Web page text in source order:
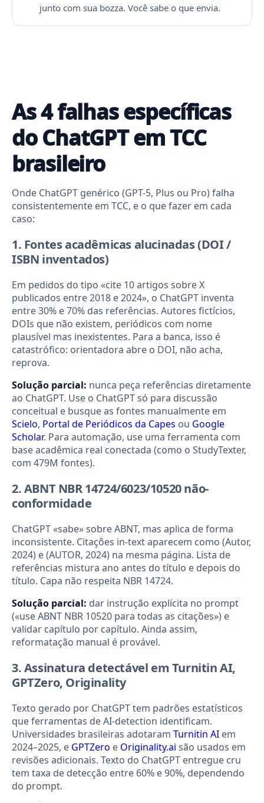
junto com sua bozza. Você sabe o que envia.
As 4 falhas específicas
do ChatGPT em TCC
brasileiro
Onde ChatGPT genérico (GPT-5, Plus ou Pro) falha
consistentemente em TCC, e o que fazer em cada
caso:
1. Fontes acadêmicas alucinadas (DOI /
ISBN inventados)
Em pedidos do tipo «cite 10 artigos sobre X
publicados entre 2018 e 2024», o ChatGPT inventa
entre 30% e 70% das referências. Autores fictícios,
DOIs que não existem, periódicos com nome
plausível mas inexistentes. Para a banca, isso é
catastrófico: orientadora abre o DOI, não acha,
reprova.
Solução parcial: nunca peça referências diretamente
ao ChatGPT. Use o ChatGPT só para discussão
conceitual e busque as fontes manualmente em
Scielo, Portal de Periódicos da Capes ou Google
Scholar. Para automação, use uma ferramenta com
base acadêmica real conectada (como o StudyTexter,
com 479M fontes).
2. ABNT NBR 14724/6023/10520 não-
conformidade
ChatGPT «sabe» sobre ABNT, mas aplica de forma
inconsistente. Citações in-text aparecem como (Autor,
2024) e (AUTOR, 2024) na mesma página. Lista de
referências mistura ano antes do título e depois do
título. Capa não respeita NBR 14724.
Solução parcial: dar instrução explícita no prompt
(«use ABNT NBR 10520 para todas as citações») e
validar capítulo por capítulo. Ainda assim,
reformatação manual é provável.
3. Assinatura detectável em Turnitin AI,
GPTZero, Originality
Texto gerado por ChatGPT tem padrões estatísticos
que ferramentas de AI-detection identificam.
Universidades brasileiras adotaram Turnitin AI em
2024–2025, e GPTZero e Originality.ai são usados em
revisões adicionais. Texto do ChatGPT entregue cru
tem taxa de detecção entre 60% e 90%, dependendo
do prompt.